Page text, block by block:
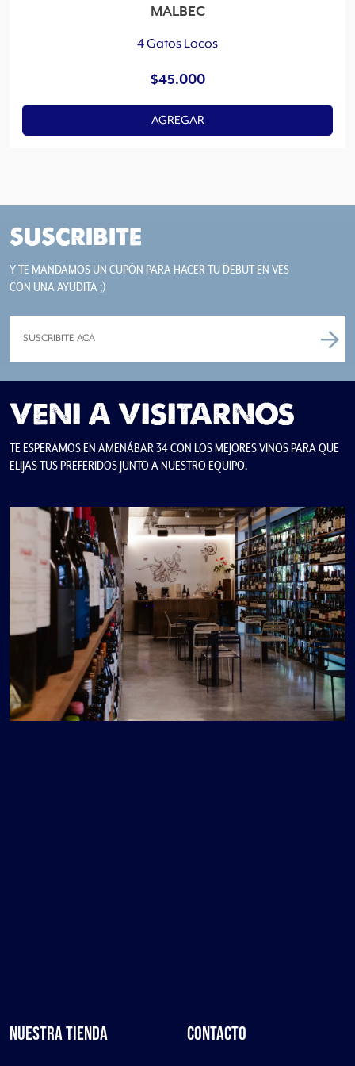
MALBEC
4 Gatos Locos
$45.000
AGREGAR
SUSCRIBITE
Y TE MANDAMOS UN CUPÓN PARA HACER TU DEBUT EN VES
CON UNA AYUDITA ;)
VENI A VISITARNOS
TE ESPERAMOS EN AMENÁBAR 34 CON LOS MEJORES VINOS PARA QUE
ELIJAS TUS PREFERIDOS JUNTO A NUESTRO EQUIPO.
NUESTRA TIENDA CONTACTO